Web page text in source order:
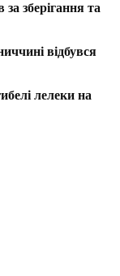
зберігання та
відбувся
лелеки на